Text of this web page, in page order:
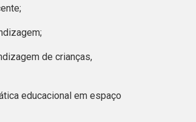
de crianças,
educacional em espaço